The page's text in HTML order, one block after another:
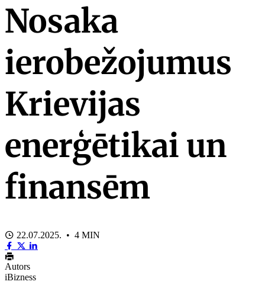
Nosaka
ierobežojumus
Krievijas
enerģētikai un
finansēm
22.07.2025. • 4 MIN
Autors
iBizness